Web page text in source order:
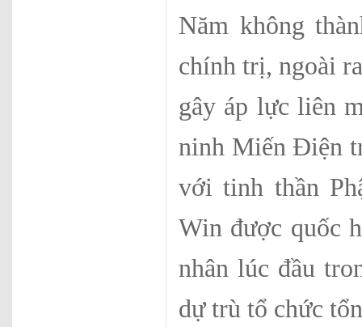
Năm không
chính trị, ngoài
gây áp lực liên
ninh Miến Điện
với tinh thần
Win được quốc
nhân lúc đầu
dự trù tổ chức